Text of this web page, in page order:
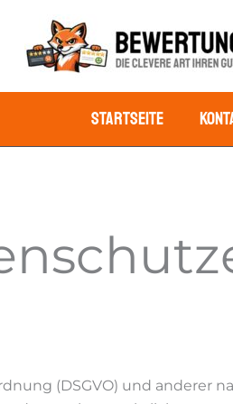
Startseite
(DSGVO) und anderer